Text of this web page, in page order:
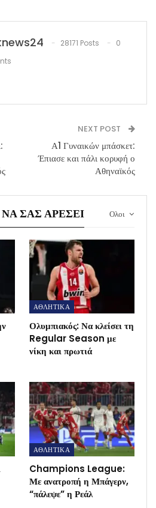
28171 Posts
0
NEXT POST
Α1 Γυναικών μπάσκετ:
Έπιασε και πάλι κορυφή ο
Αθηναϊκός
Ολοι
ΣΑΣ ΑΡΈΣΕΙ
ΑΘΛΗΤΙΚΑ
Ολυμπιακός: Να κλείσει τη
Regular Season με
νίκη και πρωτιά
ΑΘΛΗΤΙΚΑ
Champions League:
Με ανατροπή η Μπάγερν,
“πάλεψε” η Ρεάλ